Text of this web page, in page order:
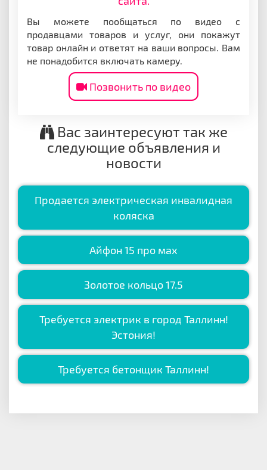
Вы можете пообщаться по видео с
продавцами товаров и услуг, они покажут
товар онлайн и ответят на ваши вопросы. Вам
не понадобится включать камеру.
Позвонить по видео
Вас заинтересуют так же
следующие объявления и
новости
Продается электрическая инвалидная
коляска
Айфон 15 про мах
Золотое кольцо 17.5
Требуется электрик в город Таллинн!
Эстония!
Требуется бетонщик Таллинн!